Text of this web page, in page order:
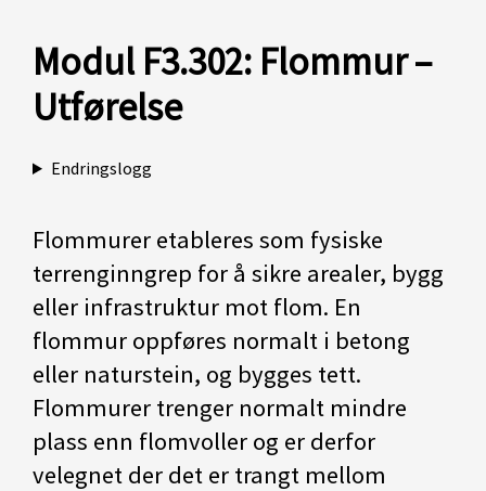
Modul F3.302: Flommur –
Utførelse
Endringslogg
Flommurer etableres som fysiske
terrenginngrep for å sikre arealer, bygg
eller infrastruktur mot flom. En
flommur oppføres normalt i betong
eller naturstein, og bygges tett.
Flommurer trenger normalt mindre
plass enn flomvoller og er derfor
velegnet der det er trangt mellom